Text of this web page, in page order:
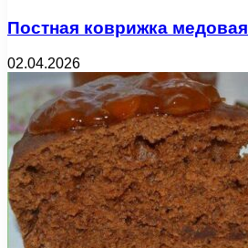
Постная коврижка медовая
02.04.2026